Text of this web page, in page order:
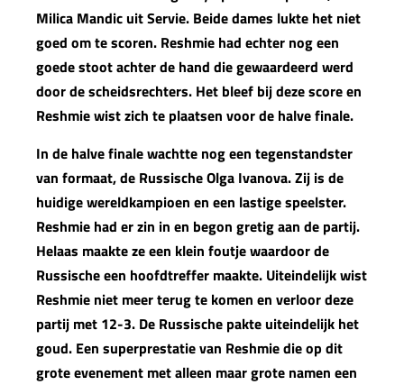
Milica Mandic uit Servie. Beide dames lukte het niet
goed om te scoren. Reshmie had echter nog een
goede stoot achter de hand die gewaardeerd werd
door de scheidsrechters. Het bleef bij deze score en
Reshmie wist zich te plaatsen voor de halve finale.
In de halve finale wachtte nog een tegenstandster
van formaat, de Russische Olga Ivanova. Zij is de
huidige wereldkampioen en een lastige speelster.
Reshmie had er zin in en begon gretig aan de partij.
Helaas maakte ze een klein foutje waardoor de
Russische een hoofdtreffer maakte. Uiteindelijk wist
Reshmie niet meer terug te komen en verloor deze
partij met 12-3. De Russische pakte uiteindelijk het
goud. Een superprestatie van Reshmie die op dit
grote evenement met alleen maar grote namen een